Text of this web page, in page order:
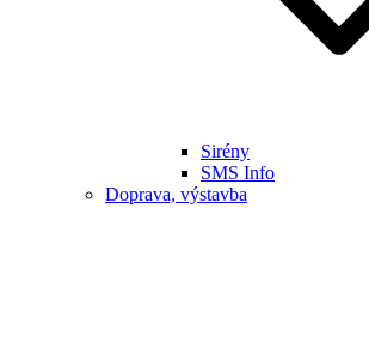
Sirény
SMS Info
Doprava, výstavba